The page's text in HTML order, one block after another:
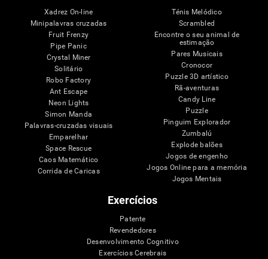
Xadrez On-line
Minipalavras cruzadas
Fruit Frenzy
Pipe Panic
Crystal Miner
Solitário
Robo Factory
Ant Escape
Neon Lights
Simon Manda
Palavras-cruzadas visuais
Emparelhar
Space Rescue
Caos Matemático
Corrida de Caricas
Ténis Melódico
Scrambled
Encontre o seu animal de
estimação
Pares Musicais
Cronocor
Puzzle 3D artístico
Rã-aventuras
Candy Line
Puzzle
Pinguim Explorador
Zumbalú
Explode balões
Jogos de engenho
Jogos Online para a memória
Jogos Mentais
Exercícios
Patente
Revendedores
Desenvolvimento Cognitivo
Exercícios Cerebrais